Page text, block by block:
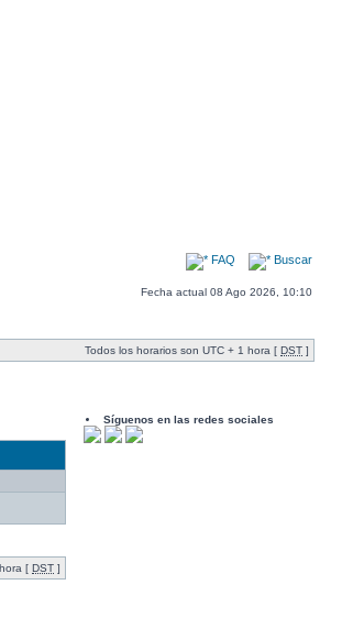
FAQ Buscar
Fecha actual 08 Ago 2026, 10:10
Todos los horarios son UTC + 1 hora [ DST ]
[ DST ]
Síguenos en las redes sociales